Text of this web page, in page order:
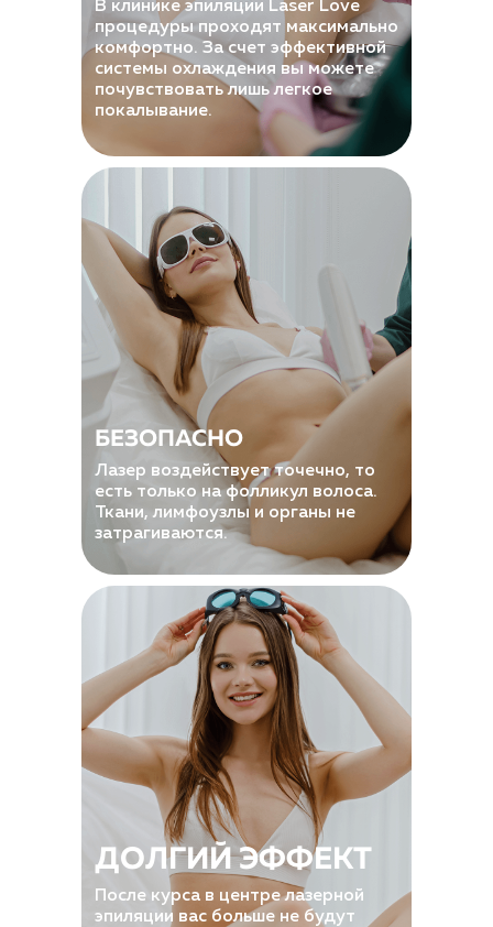
БЕЗОПАСНО
Лазер воздействует точечно, то
есть только на фолликул волоса.
Ткани, лимфоузлы и органы не
затрагиваются.
ДОЛГИЙ ЭФФЕКТ
После курса в центре лазерной
эпиляции вас больше не будут
В клинике эпиляции Laser Love
процедуры проходят максимально
комфортно. За счет эффективной
системы охлаждения вы можете
почувствовать лишь легкое
покалывание.